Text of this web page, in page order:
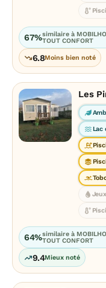
67%similaire à
TOUT CONFORT
6.8Moins bien noté
Les
Lac
64%similaire à
TOUT CONFORT
9.4Mieux noté